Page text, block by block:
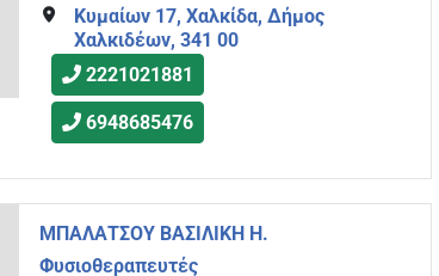
Κυμαίων 17, Χαλκίδα, Δήμος
Χαλκιδέων, 341 00
2221021881
6948685476
ΜΠΑΛΑΤΣΟΥ ΒΑΣΙΛΙΚΗ Η.
Φυσιοθεραπευτές